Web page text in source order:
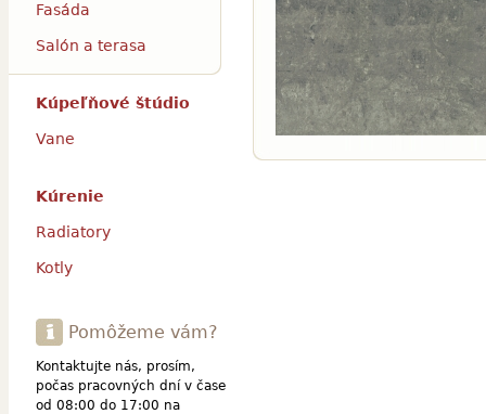
Fasáda
Salón a terasa
Kúpeľňové štúdio
Vane
Kúrenie
Radiatory
Kotly
Pomôžeme vám?
Kontaktujte nás, prosím,
počas pracovných dní v čase
od 08:00 do 17:00 na